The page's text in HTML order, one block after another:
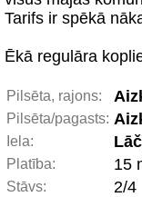
Tarifs ir spēkā
Ēkā regulāra
Pilsēta, rajons:
Pilsēta/pagasts:
Iela:
Platība: 15
Stāvs: 2/4